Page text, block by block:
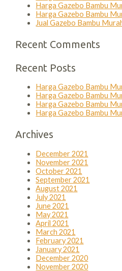
Harga Gazebo Bambu
Harga Gazebo Bambu
Jual Gazebo Bambu
Recent Comments
Recent Posts
Harga Gazebo Bambu
Harga Gazebo Bambu
Harga Gazebo Bambu
Harga Gazebo Bambu
Archives
December 2021
November 2021
October 2021
September 2021
August 2021
July 2021
June 2021
May 2021
April 2021
March 2021
February 2021
January 2021
December 2020
November 2020